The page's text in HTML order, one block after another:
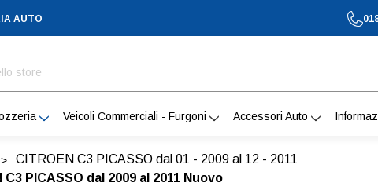
AUTO
Veicoli Commerciali - Furgoni Accessori Auto
CITROEN C3 PICASSO dal 01 - 2009 al 12 - 2011
PICASSO dal 2009 al 2011 Nuovo